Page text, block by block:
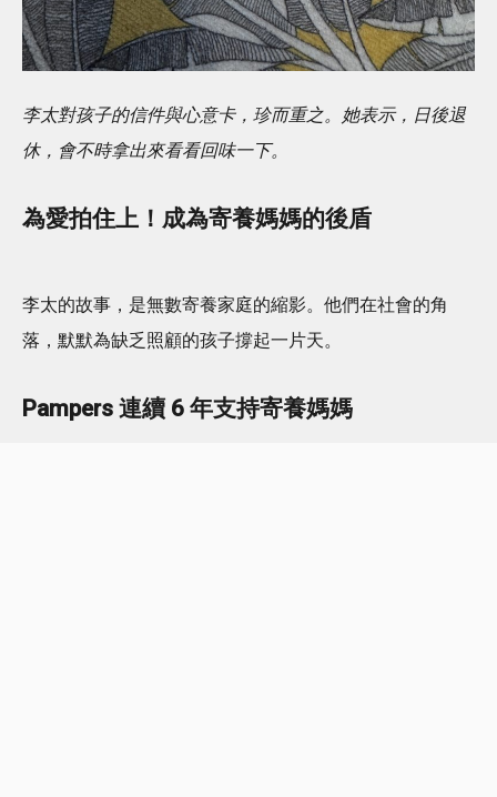
李太對孩子的信件與心意卡，珍而重之。她表示，日後退
休，會不時拿出來看看回味一下。
為愛拍住上！成為寄養媽媽的後盾
李太的故事，是無數寄養家庭的縮影。他們在社會的角
落，默默為缺乏照顧的孩子撐起一片天。
Pampers 連續 6 年支持寄養媽媽